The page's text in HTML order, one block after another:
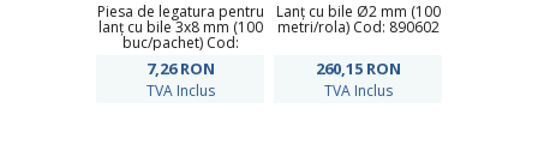
Piesa de legatura pentru
lanț cu bile 3x8 mm (100
buc/pachet) Cod:
7,26RON
TVA Inclus
Lanț cu bile Ø2 mm (100
metri/rola) Cod: 890602
260,15 RON
TVA Inclus